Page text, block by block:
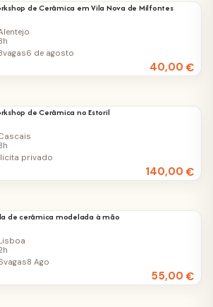
de Cerâmica em Vila Nova de Milfontes
40,00€
vagas6 de agosto
de Cerâmica no Estoril
140,00€
privado
de cerâmica modelada à mão
55,00€
vagas8 Ago